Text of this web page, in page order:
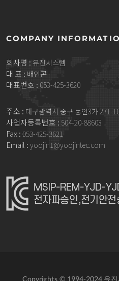
COMPANY
회사명 : 유진시스템
대 표 : 배인곤
대표번호 : 053-425-3620
주소 : 대구광역시 중구 동인3가 271-
사업자등록번호 : 504-20-88603
Fax : 053-425-3621
Email : yoojin1@yoojintec.com
Copyrights © 1994-2024 유